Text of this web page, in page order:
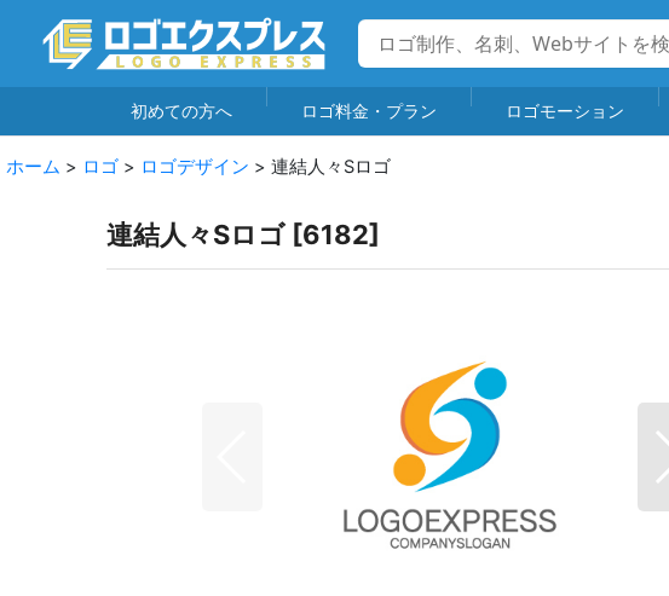
初めての方へ ロゴ料金・プラン ロゴモーション
ホーム > ロゴ > ロゴデザイン > 連結人々Sロゴ
連結人々Sロゴ [6182]